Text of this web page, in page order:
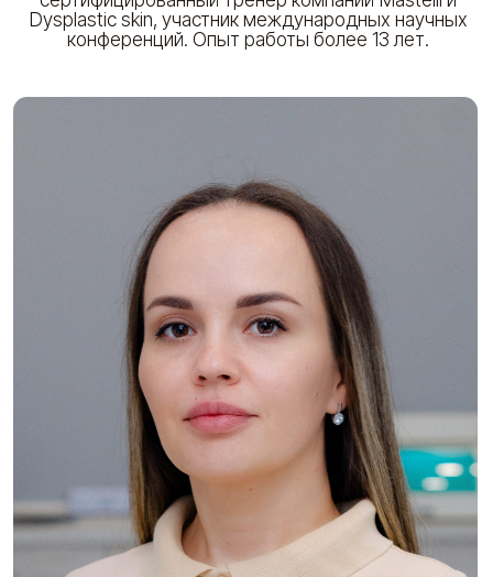
Опыт работы более 10 лет.